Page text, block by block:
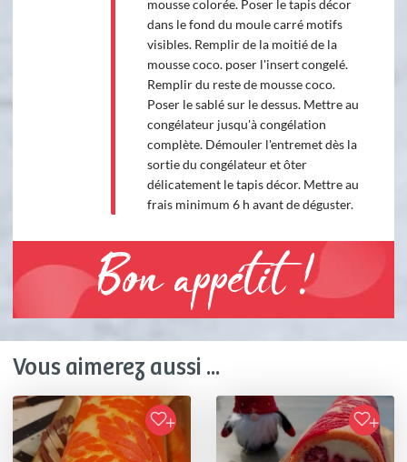
mousse colorée. Poser le tapis décor
dans le fond du moule carré motifs
visibles. Remplir de la moitié de la
mousse coco. poser l'insert congelé.
Remplir du reste de mousse coco.
Poser le sablé sur le dessus. Mettre au
congélateur jusqu'à congélation
complète. Démouler l'entremet dès la
sortie du congélateur et ôter
délicatement le tapis décor. Mettre au
frais minimum 6 h avant de déguster.
Bon appétit !
Vous aimerez aussi ...